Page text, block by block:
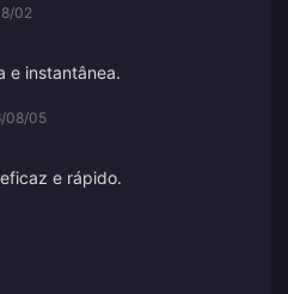
02
e instantânea.
08/05
e rápido.